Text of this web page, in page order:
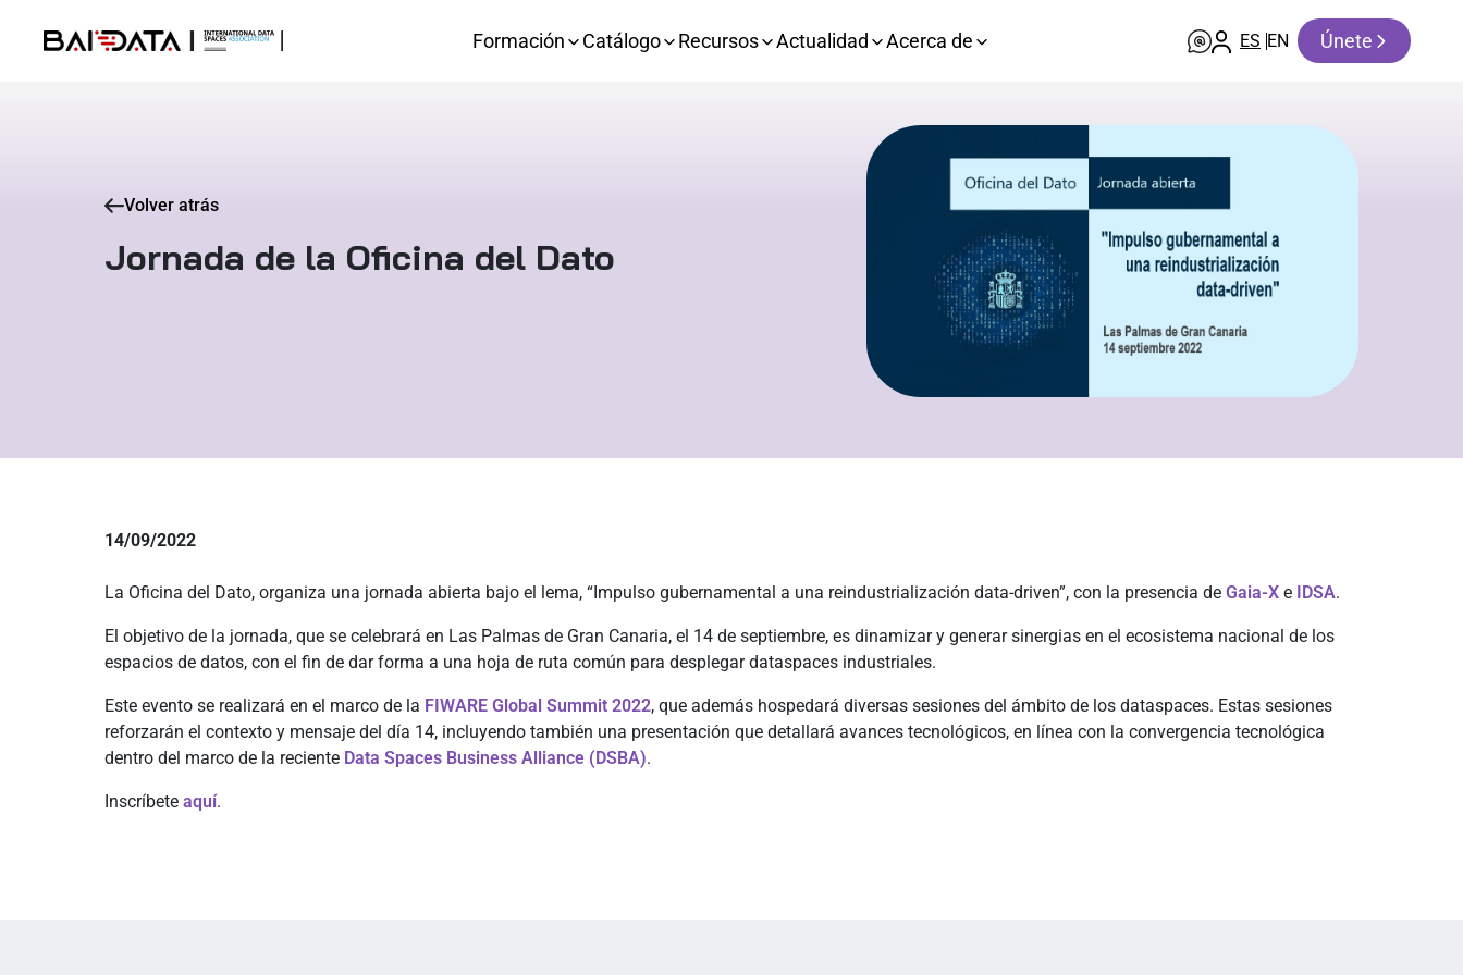
Formación Catálogo Recursos Actualidad Acerca de ES EN Únete
Volver atrás
Jornada de la Oficina del Dato
14/09/2022
La Oficina del Dato, organiza una jornada abierta bajo el lema, “Impulso gubernamental a una reindustrialización data-driven”, con la presencia de Gaia-X e IDSA.
El objetivo de la jornada, que se celebrará en Las Palmas de Gran Canaria, el 14 de septiembre, es dinamizar y generar sinergias en el ecosistema nacional de los
espacios de datos, con el fin de dar forma a una hoja de ruta común para desplegar dataspaces industriales.
Este evento se realizará en el marco de la FIWARE Global Summit 2022, que además hospedará diversas sesiones del ámbito de los dataspaces. Estas sesiones
reforzarán el contexto y mensaje del día 14, incluyendo también una presentación que detallará avances tecnológicos, en línea con la convergencia tecnológica
dentro del marco de la reciente Data Spaces Business Alliance (DSBA).
Inscríbete aquí.